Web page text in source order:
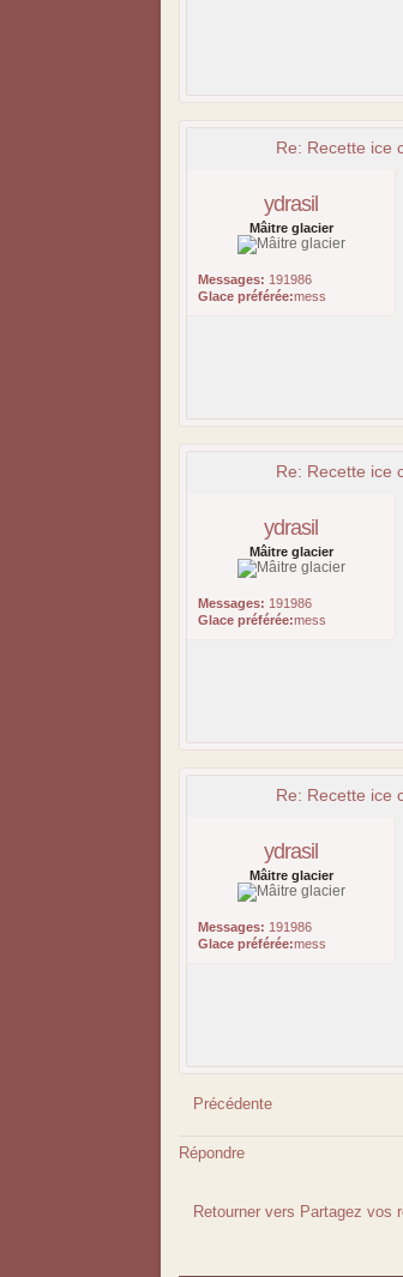
Re: Recette ice
ydrasil
Mâitre glacier
Messages: 191986
Glace préférée:mess
Re: Recette ice
ydrasil
Mâitre glacier
Messages: 191986
Glace préférée:mess
Re: Recette ice
ydrasil
Mâitre glacier
Messages: 191986
Glace préférée:mess
Précédente
Répondre
Retourner vers Partagez vos